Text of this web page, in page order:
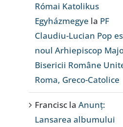
Római Katolikus
Egyházmegye la PF
Claudiu-Lucian Pop
noul Arhiepiscop
Bisericii Române
Roma, Greco-Catolice
Francisc la Anunț:
Lansarea albumului